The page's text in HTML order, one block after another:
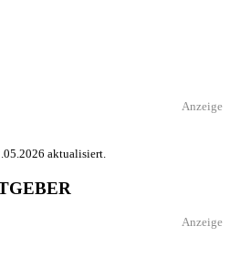
Anzeige
aktualisiert.
Anzeige